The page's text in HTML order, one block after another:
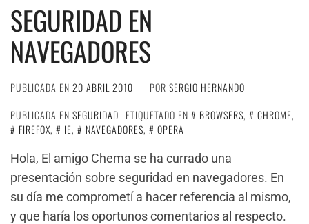
SEGURIDAD EN
NAVEGADORES
PUBLICADA EN 20 ABRIL 2010 POR SERGIO HERNANDO
PUBLICADA EN SEGURIDAD ETIQUETADO EN BROWSERS, CHROME,
FIREFOX, IE, NAVEGADORES,
OPERA
Hola, El amigo Chema se ha currado una
presentación sobre seguridad en navegadores. En
su día me comprometí a hacer referencia al mismo,
y que haría los oportunos comentarios al respecto.